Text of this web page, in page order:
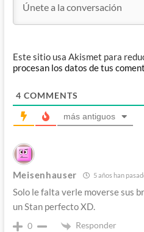
Este sitio usa Akismet para
procesan los datos de tus
4 COMMENTS
más antiguos
Meisenhauser 5 años han
Solo le falta verle moverse sus
un Stan perfecto XD.
0 Responder